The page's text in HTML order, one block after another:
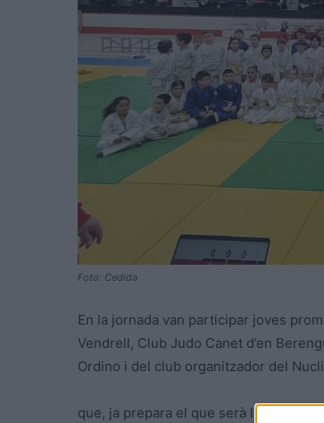
Foto: Cedida
En la jornada van participar joves
Vendrell, Club Judo Canet d’en
Ordino i del club organitzador del
que, ja prepara el que serà la tercera